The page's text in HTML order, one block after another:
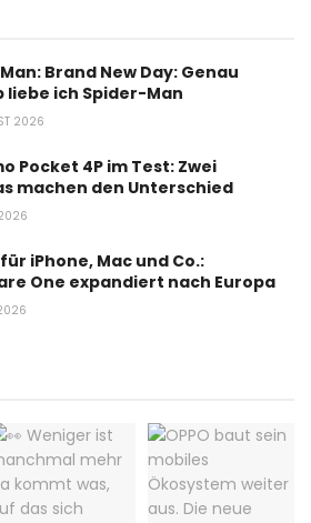
Brand New Day: Genau
liebe ich Spider-Man
2026
Pocket 4P im Test: Zwei
machen den Unterschied
iPhone, Mac und Co.:
One expandiert nach Europa